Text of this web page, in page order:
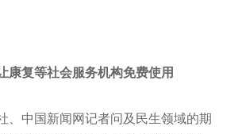
康复等社会服务机构免费使用
、中国新闻网记者问及民生领域的期